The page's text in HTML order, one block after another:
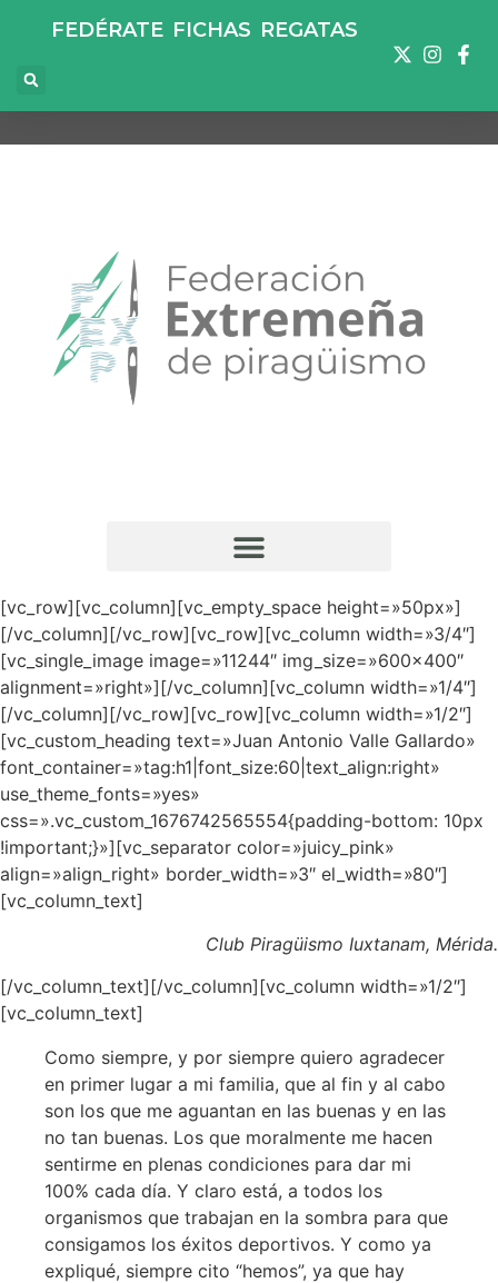
FEDÉRATE FICHAS REGATAS
[vc_row][vc_column][vc_empty_space height=»50px»]
[/vc_column][/vc_row][vc_row][vc_column width=»3/4″]
[vc_single_image image=»11244″ img_size=»600×400″
alignment=»right»][/vc_column][vc_column width=»1/4″]
[/vc_column][/vc_row][vc_row][vc_column width=»1/2″]
[vc_custom_heading text=»Juan Antonio Valle Gallardo»
font_container=»tag:h1|font_size:60|text_align:right»
use_theme_fonts=»yes»
css=».vc_custom_1676742565554{padding-bottom: 10px
!important;}»][vc_separator color=»juicy_pink»
align=»align_right» border_width=»3″ el_width=»80″]
[vc_column_text]
Club Piragüismo Iuxtanam, Mérida.
[/vc_column_text][/vc_column][vc_column width=»1/2″]
[vc_column_text]
Como siempre, y por siempre quiero agradecer
en primer lugar a mi familia, que al fin y al cabo
son los que me aguantan en las buenas y en las
no tan buenas. Los que moralmente me hacen
sentirme en plenas condiciones para dar mi
100% cada día. Y claro está, a todos los
organismos que trabajan en la sombra para que
consigamos los éxitos deportivos. Y como ya
expliqué, siempre cito “hemos”, ya que hay